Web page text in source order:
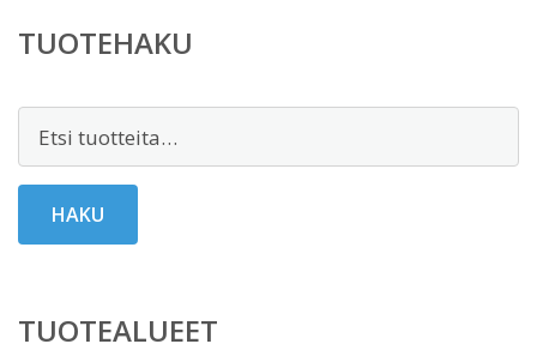
TUOTEHAKU
HAKU
TUOTEALUEET